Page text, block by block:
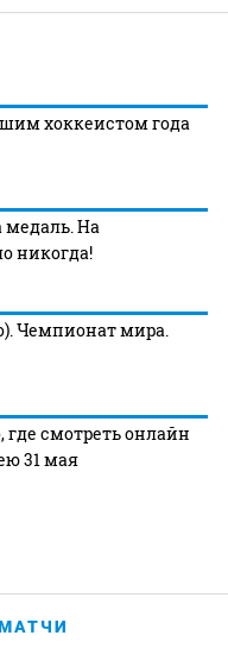
хоккеистом года
медаль. На
никогда!
Чемпионат мира.
где смотреть онлайн
31 мая